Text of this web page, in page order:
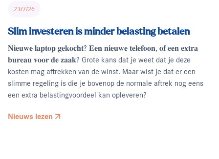
23/7/26
Slim investeren is minder belasting betalen
𝐍𝐢𝐞𝐮𝐰𝐞 𝐥𝐚𝐩𝐭𝐨𝐩 𝐠𝐞𝐤𝐨𝐜𝐡𝐭? 𝐄𝐞𝐧 𝐧𝐢𝐞𝐮𝐰𝐞 𝐭𝐞𝐥𝐞𝐟𝐨𝐨𝐧, 𝐨𝐟 𝐞𝐞𝐧 𝐞𝐱𝐭𝐫𝐚
𝐛𝐮𝐫𝐞𝐚𝐮 𝐯𝐨𝐨𝐫 𝐝𝐞 𝐳𝐚𝐚𝐤? Grote kans dat je weet dat je deze
kosten mag aftrekken van de winst. Maar wist je dat er een
slimme regeling is die je bovenop de normale aftrek nog eens
een extra belastingvoordeel kan opleveren?
Nieuws lezen